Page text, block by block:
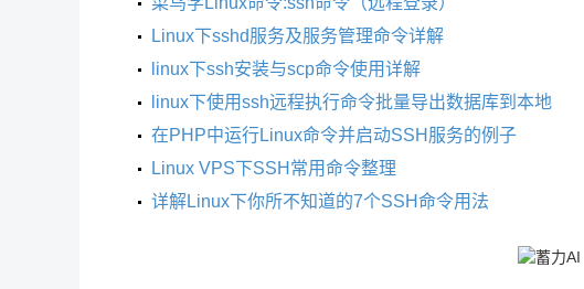
Linux下sshd服务及服务管理命令详解
linux下ssh安装与scp命令使用详解
linux下使用ssh远程执行命令批量导出数据库到本地
在PHP中运行Linux命令并启动SSH服务的例子
Linux VPS下SSH常用命令整理
详解Linux下你所不知道的7个SSH命令用法